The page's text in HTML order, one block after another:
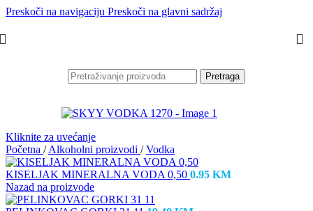
Preskoči na navigaciju Preskoči na glavni sadržaj
Pretraga
Kliknite za uvećanje
Početna / Alkoholni proizvodi / Vodka
KISELJAK MINERALNA VODA 0,50 0.95 KM
Nazad na proizvode